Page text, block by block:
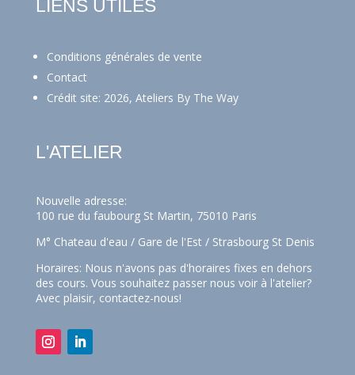
LIENS UTILES
Conditions générales de vente
Contact
Crédit site: 2026, Ateliers By The Way
L'ATELIER
Nouvelle adresse:
100 rue du faubourg St Martin, 75010 Paris
M° Chateau d'eau / Gare de l'Est / Strasbourg St Denis
Horaires: Nous n'avons pas d'horaires fixes en dehors
des cours. Vous souhaitez passer nous voir à l'atelier?
Avec plaisir, contactez-nous!